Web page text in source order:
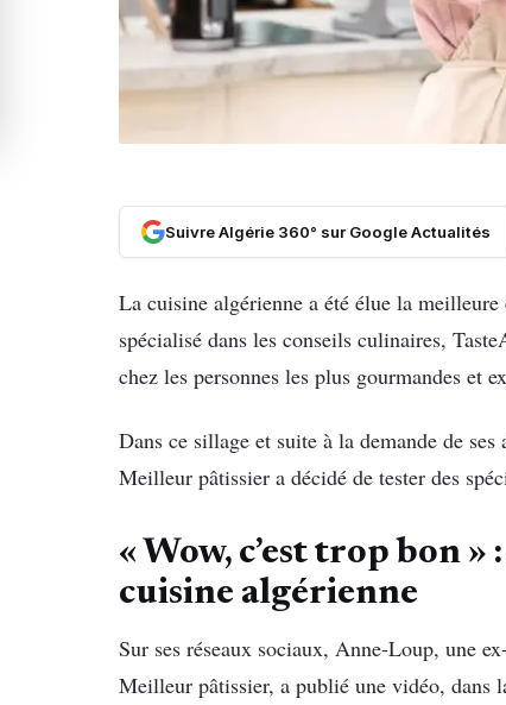
Suivre Algérie 360° sur Google Actualités
La cuisine algérienne a été élue la
spécialisé dans les conseils culinaires,
chez les personnes les plus gourmandes et
Dans ce sillage et suite à la demande de
Meilleur pâtissier a décidé de tester des
« Wow, c’est trop bon
cuisine algérienne
Sur ses réseaux sociaux, Anne-Loup, une
Meilleur pâtissier, a publié une vidéo, dans